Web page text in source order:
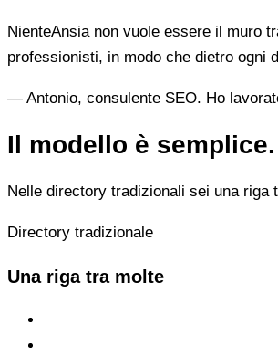
NienteAnsia non vuole essere il muro
professionisti, in modo che dietro ogni
— Antonio, consulente SEO. Ho
Il modello è semplice.
Nelle directory tradizionali sei una riga
Directory tradizionale
Una riga tra molte